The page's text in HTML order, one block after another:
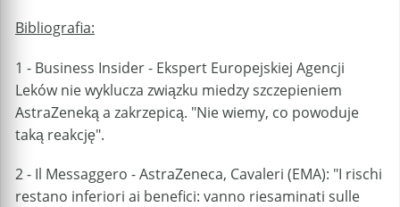
Bibliografia:
1 - Business Insider - Ekspert Europejskiej Agencji
Leków nie wyklucza związku miedzy szczepieniem
AstraZeneką a zakrzepicą. "Nie wiemy, co powoduje
taką reakcję".
2 - Il Messaggero - AstraZeneca, Cavaleri (EMA): "I rischi
restano inferiori ai benefici: vanno riesaminati sulle